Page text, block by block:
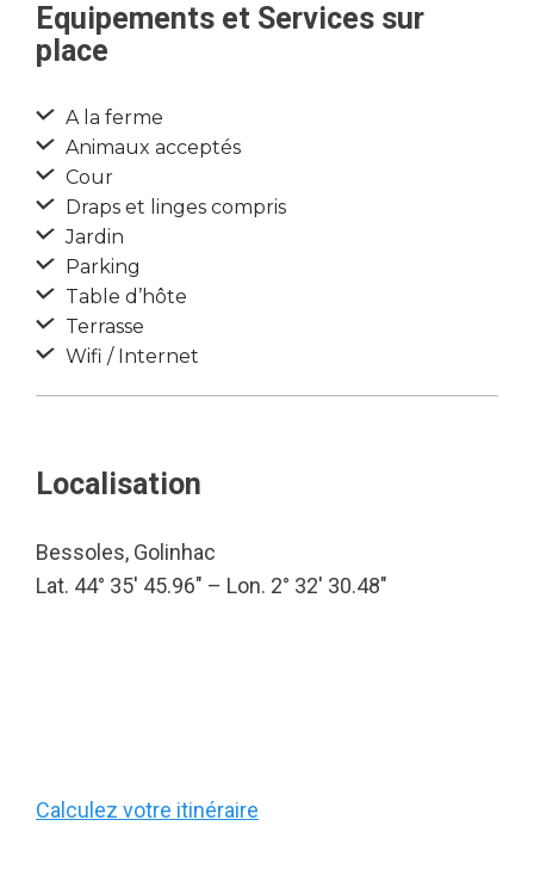
Equipements et Services sur
place
A la ferme
Animaux acceptés
Cour
Draps et linges compris
Jardin
Parking
Table d’hôte
Terrasse
Wifi / Internet
Localisation
Bessoles, Golinhac
Lat. 44° 35′ 45.96″ – Lon. 2° 32′ 30.48″
Calculez votre itinéraire